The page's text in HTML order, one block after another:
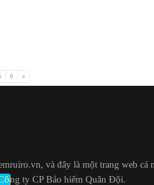
6 »
và đây là một trang web cá
ng ty CP Bảo hiểm Quân Đội.